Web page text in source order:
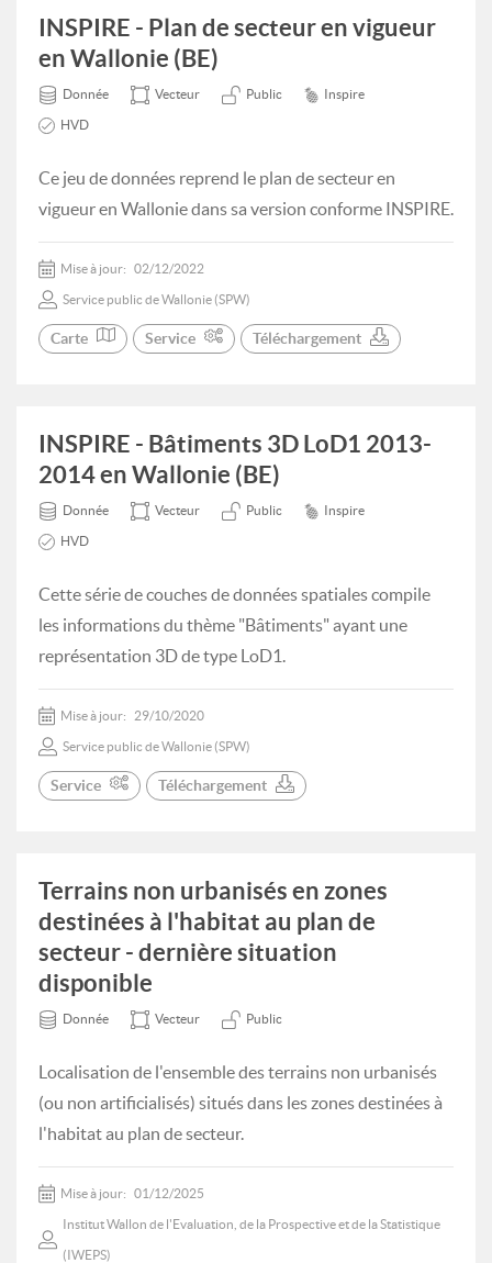
INSPIRE - Plan de secteur en vigueur
en Wallonie (BE)
Donnée Vecteur Public Inspire
HVD
Ce jeu de données reprend le plan de secteur en
vigueur en Wallonie dans sa version conforme INSPIRE.
Mise à jour: 02/12/2022
Service public de Wallonie (SPW)
Carte Service Téléchargement
INSPIRE - Bâtiments 3D LoD1 2013-
2014 en Wallonie (BE)
Donnée Vecteur Public Inspire
HVD
Cette série de couches de données spatiales compile
les informations du thème "Bâtiments" ayant une
représentation 3D de type LoD1.
Mise à jour: 29/10/2020
Service public de Wallonie (SPW)
Service Téléchargement
Terrains non urbanisés en zones
destinées à l'habitat au plan de
secteur - dernière situation
disponible
Donnée Vecteur Public
Localisation de l'ensemble des terrains non urbanisés
(ou non artificialisés) situés dans les zones destinées à
l'habitat au plan de secteur.
Mise à jour: 01/12/2025
Institut Wallon de l'Evaluation, de la Prospective et de la Statistique
(IWEPS)